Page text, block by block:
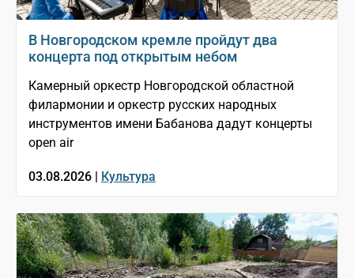
В Новгородском кремле пройдут два
концерта под открытым небом
Камерный оркестр Новгородской областной
филармонии и оркестр русских народных
инструментов имени Бабанова дадут концерты
open air
03.08.2026 | Культура